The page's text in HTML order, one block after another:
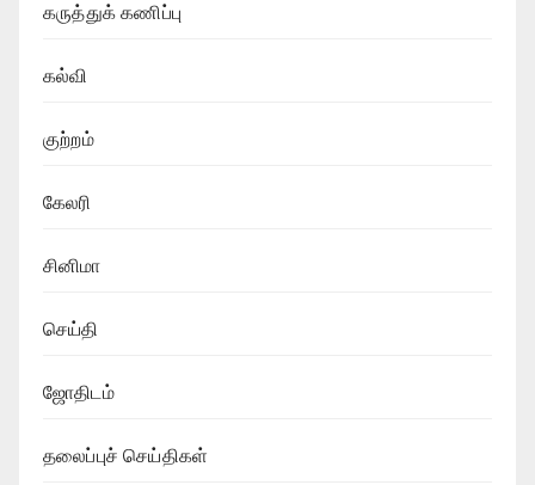
கருத்துக் கணிப்பு
கல்வி
குற்றம்
கேலரி
சினிமா
செய்தி
ஜோதிடம்
தலைப்புச் செய்திகள்